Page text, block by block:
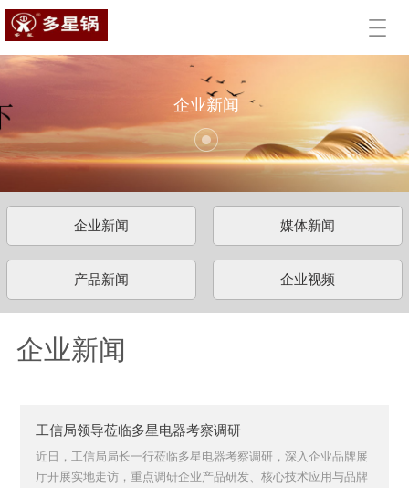
企业新闻
企业新闻 媒体新闻
产品新闻 企业视频
企业新闻
工信局领导莅临多星电器考察调研
近日，工信局局长一行莅临多星电器考察调研，深入企业品牌展
厅开展实地走访，重点调研企业产品研发、核心技术应用与品牌